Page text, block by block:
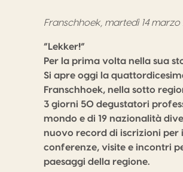
Franschhoek, martedì 14 marzo
“Lekker!”
Per la prima volta nella sua
Si apre oggi la
Franschhoek, nella sotto
3 giorni 50 degustatori
mondo e di 19 nazionalità
nuovo record di iscrizioni per
conferenze, visite e incontri
paesaggi della regione.